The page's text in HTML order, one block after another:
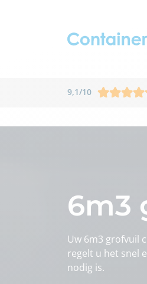
9,1/10
6m3
Uw 6m3 grofvuil
regelt u het snel
nodig is.